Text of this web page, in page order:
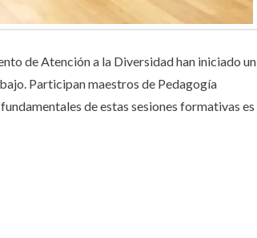
de Atención a la Diversidad han iniciado un
Participan maestros de Pedagogía
de estas sesiones formativas es